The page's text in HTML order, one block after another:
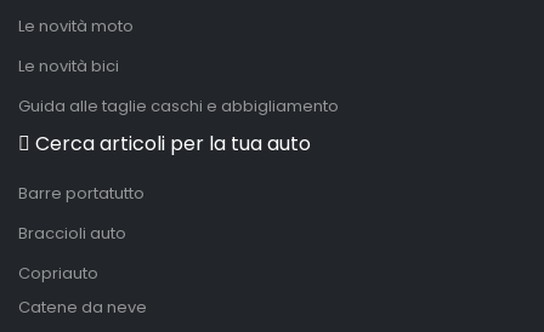
Le novità moto
Le novità bici
Guida alle taglie caschi e abbigliamento
Cerca articoli per la tua auto
Barre portatutto
Braccioli auto
Copriauto
Catene da neve